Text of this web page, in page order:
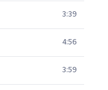
3:39
4:56
3:59